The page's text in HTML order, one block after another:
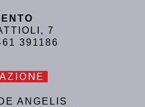
7
391186
ANGELIS